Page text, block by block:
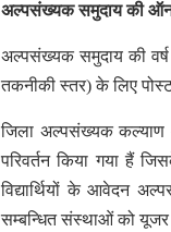
अल्पसंख्यक समुदाय की
अल्पसंख्यक समुदाय की वर्ष
तकनीकी स्तर) के लिए
जिला अल्पसंख्यक कल्याण
परिवर्तन किया गया हैं
विद्यार्थियों के आवेदन
सम्बन्धित संस्थाओं को यूजर